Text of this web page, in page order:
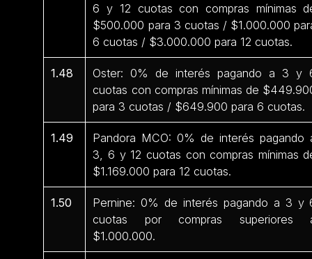
6 y 12 cuotas con compras mínimas
$500.000 para 3 cuotas / $1.000.000
6 cuotas / $3.000.000 para 12 cuotas.
1.48
Oster: 0% de interés pagando a 3 y
cuotas con compras mínimas de
para 3 cuotas / $649.900 para 6 cuotas.
1.49
Pandora MCO: 0% de interés pagando
3, 6 y 12 cuotas con compras mínimas
$1.169.000 para 12 cuotas.
1.50
Pernine: 0% de interés pagando a 3 y
cuotas por compras superiores
$1.000.000.